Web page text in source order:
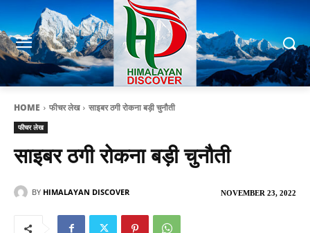
HOME फीचर लेख साइबर ठगी रोकना बड़ी चुनौती
फीचर लेख
साइबर ठगी रोकना बड़ी चुनौती
NOVEMBER 23, 2022
BY HIMALAYAN DISCOVER